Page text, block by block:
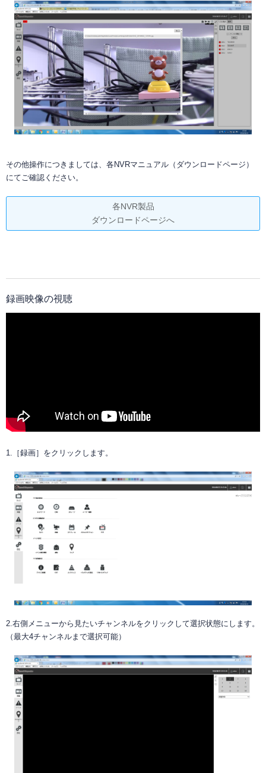
その他操作につきましては、各NVRマニュアル（ダウンロードページ）
にてご確認ください。
各NVR製品
ダウンロードページへ
録画映像の視聴
1.［録画］をクリックします。
2.右側メニューから見たいチャンネルをクリックして選択状態にします。
（最大4チャンネルまで選択可能）